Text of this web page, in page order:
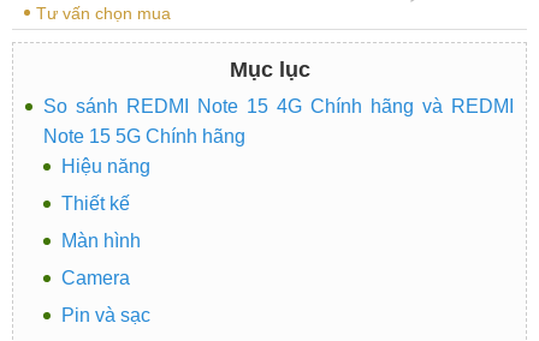
Tư vấn chọn mua
Mục lục
So sánh REDMI Note 15 4G Chính hãng và REDMI
Note 15 5G Chính hãng
Hiệu năng
Thiết kế
Màn hình
Camera
Pin và sạc